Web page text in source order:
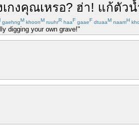
กงคุณเหรอ? ฮ่า! แก้ตัว
gaehngM khoonM ruuhrR haaF gaaeF dtuaaM naamH
digging your own grave!"